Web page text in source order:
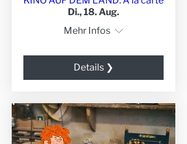
Di., 18. Aug.
Mehr Infos
Details ❯